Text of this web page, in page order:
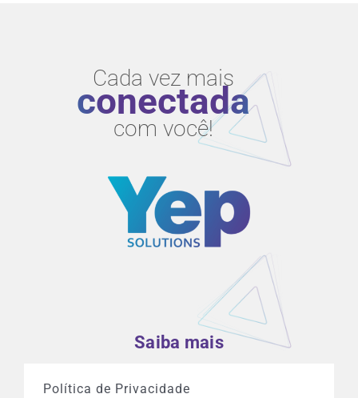
Cada vez mais
conectada
com você!
Saiba mais
Política de Privacidade